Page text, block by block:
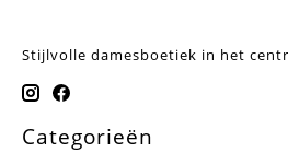
Stijlvolle damesboetiek in het
Categorieën